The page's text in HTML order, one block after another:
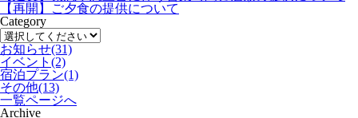
【再開】ご夕食の提供について
Category
お知らせ(31)
イベント (2)
宿泊プラン(1)
その他(13)
一覧ページへ
Archive